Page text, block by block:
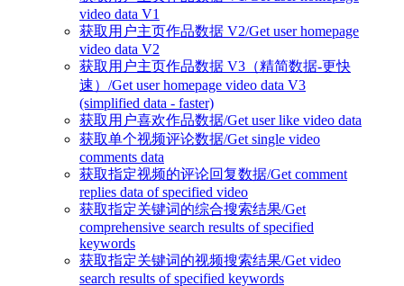
video data V1
获取用户主页作品数据 V2/Get user homepage
video data V2
获取用户主页作品数据 V3（精简数据-更快
速）/Get user homepage video data V3
(simplified data - faster)
获取用户喜欢作品数据/Get user like video data
获取单个视频评论数据/Get single video
comments data
获取指定视频的评论回复数据/Get comment
replies data of specified video
获取指定关键词的综合搜索结果/Get
comprehensive search results of specified
keywords
获取指定关键词的视频搜索结果/Get video
search results of specified keywords